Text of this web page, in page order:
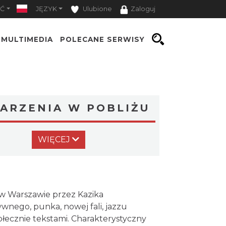
JĘZYK Ulubione Zaloguj
MULTIMEDIA POLECANE SERWISY
W POBLIŻU
Myslovitz - Sentymentalny
powrót do lat 2000
Katowice
Anniversary Tour
Katowice
2026-12-11
0.09 km
WIĘCEJ
Warszawie przez Kazika
punka, nowej fali, jazzu
tekstami. Charakterystyczny